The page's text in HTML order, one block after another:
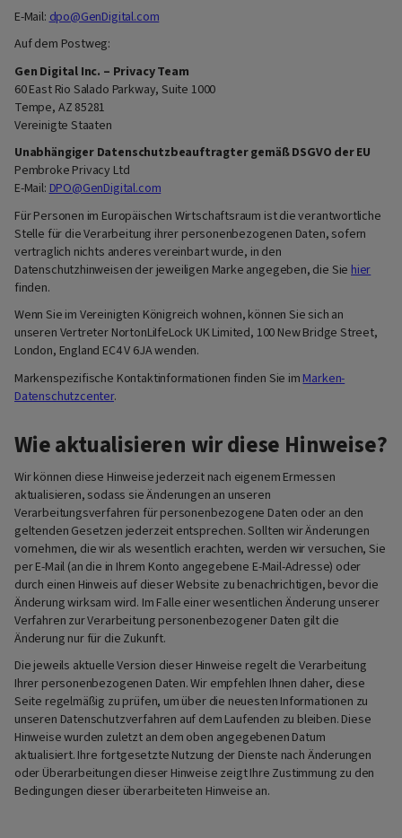
E-Mail: dpo@GenDigital.com
Auf dem Postweg:
Gen Digital Inc. – Privacy Team
60 East Rio Salado Parkway, Suite 1000
Tempe, AZ 85281
Vereinigte Staaten
Unabhängiger Datenschutzbeauftragter gemäß DSGVO der EU
Pembroke Privacy Ltd
E-Mail:DPO@GenDigital.com
Für Personen im Europäischen Wirtschaftsraum ist die verantwortliche
Stelle für die Verarbeitung ihrer personenbezogenen Daten, sofern
vertraglich nichts anderes vereinbart wurde, in den
Datenschutzhinweisen der jeweiligen Marke angegeben, die Sie hier
finden.
Wenn Sie im Vereinigten Königreich wohnen, können Sie sich an
unseren Vertreter NortonLiIfeLock UK Limited, 100 New Bridge Street,
London, England EC4 V 6JA wenden.
Markenspezifische Kontaktinformationen finden Sie im Marken-
Datenschutzcenter.
Wie aktualisieren wir diese Hinweise?
Wir können diese Hinweise jederzeit nach eigenem Ermessen
aktualisieren, sodass sie Änderungen an unseren
Verarbeitungsverfahren für personenbezogene Daten oder an den
geltenden Gesetzen jederzeit entsprechen. Sollten wir Änderungen
vornehmen, die wir als wesentlich erachten, werden wir versuchen, Sie
per E-Mail (an die in Ihrem Konto angegebene E-Mail-Adresse) oder
durch einen Hinweis auf dieser Website zu benachrichtigen, bevor die
Änderung wirksam wird. Im Falle einer wesentlichen Änderung unserer
Verfahren zur Verarbeitung personenbezogener Daten gilt die
Änderung nur für die Zukunft.
Die jeweils aktuelle Version dieser Hinweise regelt die Verarbeitung
Ihrer personenbezogenen Daten. Wir empfehlen Ihnen daher, diese
Seite regelmäßig zu prüfen, um über die neuesten Informationen zu
unseren Datenschutzverfahren auf dem Laufenden zu bleiben. Diese
Hinweise wurden zuletzt an dem oben angegebenen Datum
aktualisiert. Ihre fortgesetzte Nutzung der Dienste nach Änderungen
oder Überarbeitungen dieser Hinweise zeigt Ihre Zustimmung zu den
Bedingungen dieser überarbeiteten Hinweise an.